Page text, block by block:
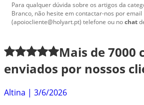
Para qualquer dúvida sobre os artigos da
Branco, não hesite em contactar-nos por email
(apoiocliente@holyart.pt) telefone ou nochat
Mais de7000
enviados por nossos
Altina | 3/6/2026